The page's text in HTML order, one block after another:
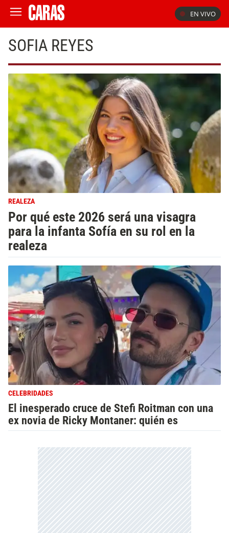
EN VIVO
SOFIA REYES
REALEZA
Por qué este 2026 será una visagra
para la infanta Sofía en su rol en la
realeza
CELEBRIDADES
El inesperado cruce de Stefi Roitman con una
ex novia de Ricky Montaner: quién es